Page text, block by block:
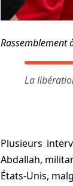
Rassemblement
La
Plusieurs
Abdallah,
États-Unis,